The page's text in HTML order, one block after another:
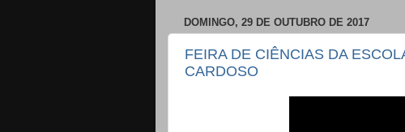
DOMINGO, 29 DE OUTUBRO DE 2017
FEIRA DE CIÊNCIAS DA
CARDOSO